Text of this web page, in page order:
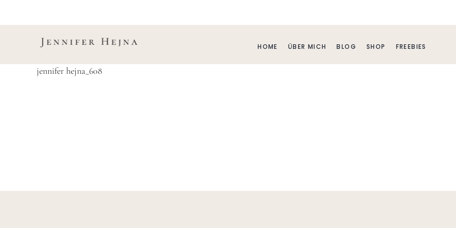
springen
HOME ÜBER MICH BLOG SHOP FREEBIES
jennifer hejna_608